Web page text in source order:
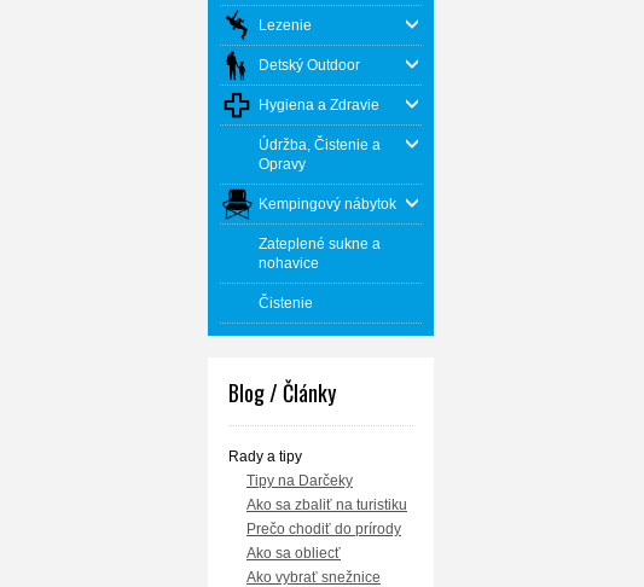
Lezenie
Detský Outdoor
Hygiena a Zdravie
Údržba, Čistenie a
Opravy
Kempingový nábytok
Zateplené sukne a
nohavice
Čistenie
Blog / Články
Rady a tipy
Tipy na Darčeky
Ako sa zbaliť na turistiku
Prečo chodiť do prírody
Ako sa obliecť
Ako vybrať snežnice